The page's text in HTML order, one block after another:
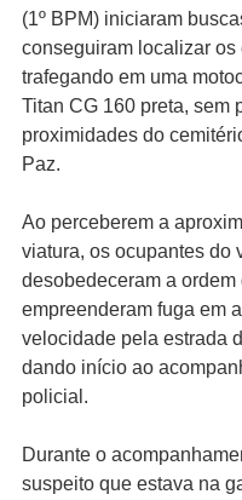
(1º BPM) iniciaram
conseguiram localizar os
trafegando em uma
Titan CG 160 preta, sem
proximidades do
Paz.
Ao perceberem a
viatura, os ocupantes do
desobedeceram a ordem
empreenderam fuga em
velocidade pela estrada
dando início ao
policial.
Durante o
suspeito que estava na